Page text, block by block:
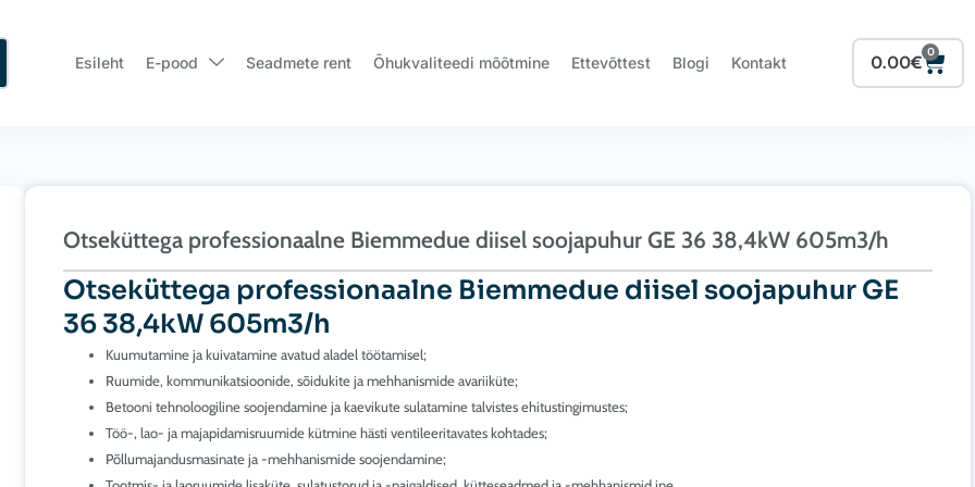
Esileht E-pood Seadmete rent Õhukvaliteedi mõõtmine Ettevõttest Blogi Kontakt 0.00€
0
Cart
Otseküttega professionaalne Biemmedue diisel soojapuhur GE 36 38,4kW 605m3/h
Otseküttega professionaalne Biemmedue diisel soojapuhur GE
36 38,4kW 605m3/h
Kuumutamine ja kuivatamine avatud aladel töötamisel;
Ruumide, kommunikatsioonide, sõidukite ja mehhanismide avariiküte;
Betooni tehnoloogiline soojendamine ja kaevikute sulatamine talvistes ehitustingimustes;
Töö-, lao- ja majapidamisruumide kütmine hästi ventileeritavates kohtades;
Põllumajandusmasinate ja -mehhanismide soojendamine;